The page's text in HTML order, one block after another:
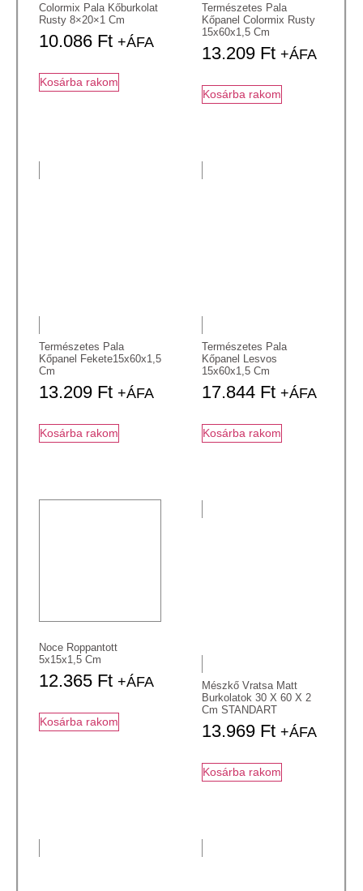
Colormix Pala Kőburkolat
Rusty 8×20×1 Cm
10.086 Ft +ÁFA
Kosárba rakom
Természetes Pala
Kőpanel Colormix Rusty
15x60x1,5 Cm
13.209 Ft +ÁFA
Kosárba rakom
Természetes Pala
Kőpanel Fekete15x60x1,5
Cm
13.209 Ft +ÁFA
Kosárba rakom
Természetes Pala
Kőpanel Lesvos
15x60x1,5 Cm
17.844 Ft +ÁFA
Kosárba rakom
Noce Roppantott
5x15x1,5 Cm
12.365 Ft +ÁFA
Kosárba rakom
Mészkő Vratsa Matt
Burkolatok 30 X 60 X 2
Cm STANDART
13.969 Ft +ÁFA
Kosárba rakom